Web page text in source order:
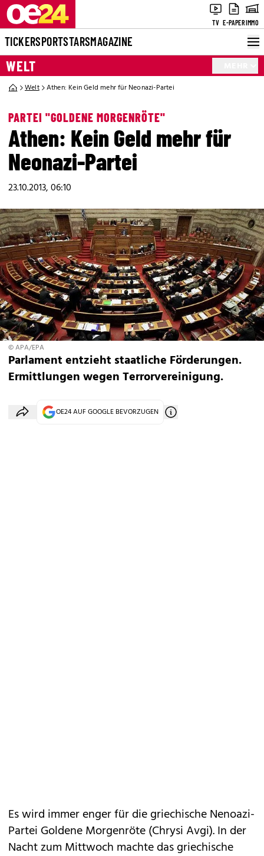
TV E-PAPERIMMO
TICKERSPORTSTARSMAGAZINE
WELT
Welt Athen: Kein Geld mehr für Neonazi-Partei
PARTEI "GOLDENE MORGENRÖTE"
Athen: Kein Geld mehr für
Neonazi-Partei
23.10.2013, 06:10
© APA/EPA
Parlament entzieht staatliche Förderungen.
Ermittlungen wegen Terrorvereinigung.
OE24 AUF GOOGLE BEVORZUGEN
Es wird immer enger für die griechische Nenoazi-
Partei Goldene Morgenröte (Chrysi Avgi). In der
Nacht zum Mittwoch machte das griechische